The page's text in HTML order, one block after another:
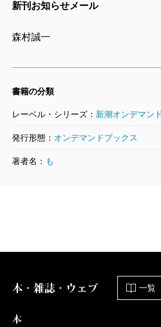
新刊お知らせメール
森村誠一
書籍の分類
レーベル・シリーズ： 新潮オンデマン
発行形態： オンデマンドブックス
著者名： も
本・雑誌・ウェブ 一覧
本